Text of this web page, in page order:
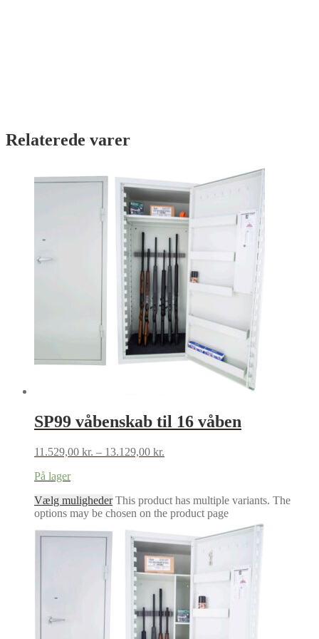
Relaterede varer
SP99 våbenskab til 16 våben
11.529,00 kr. – 13.129,00 kr.
På lager
Vælg mulighederThis product has multiple variants. The
options may be chosen on the product page